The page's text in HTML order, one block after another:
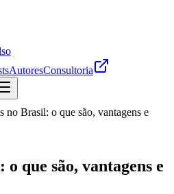
AutoresConsultoria
no Brasil: o que são, vantagens e
que são, vantagens e